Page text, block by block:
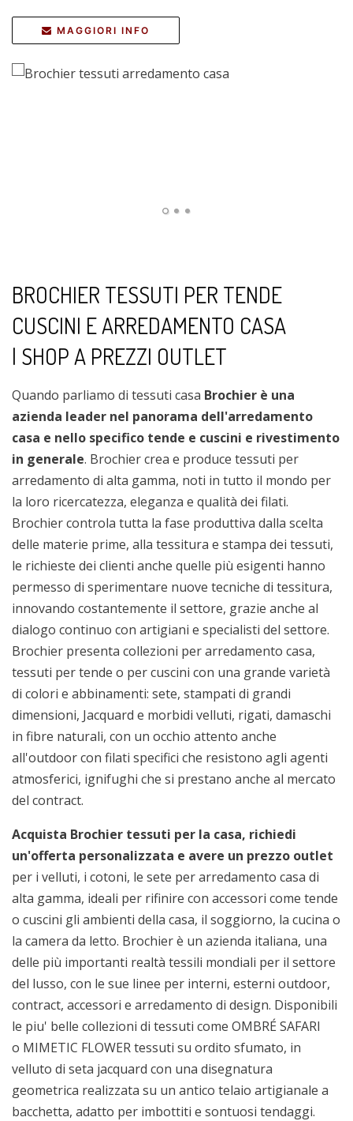
MAGGIORI INFO
BROCHIER TESSUTI PER TENDE
CUSCINI E ARREDAMENTO CASA
| SHOP A PREZZI OUTLET
Quando parliamo di tessuti casa Brochier è una
azienda leader nel panorama dell'arredamento
casa e nello specifico tende e cuscini e rivestimento
in generale. Brochier crea e produce tessuti per
arredamento di alta gamma, noti in tutto il mondo per
la loro ricercatezza, eleganza e qualità dei filati.
Brochier controla tutta la fase produttiva dalla scelta
delle materie prime, alla tessitura e stampa dei tessuti,
le richieste dei clienti anche quelle più esigenti hanno
permesso di sperimentare nuove tecniche di tessitura,
innovando costantemente il settore, grazie anche al
dialogo continuo con artigiani e specialisti del settore.
Brochier presenta collezioni per arredamento casa,
tessuti per tende o per cuscini con una grande varietà
di colori e abbinamenti: sete, stampati di grandi
dimensioni, Jacquard e morbidi velluti, rigati, damaschi
in fibre naturali, con un occhio attento anche
all'outdoor con filati specifici che resistono agli agenti
atmosferici, ignifughi che si prestano anche al mercato
del contract.
Acquista Brochier tessuti per la casa, richiedi
un'offerta personalizzata e avere un prezzo outlet
per i velluti, i cotoni, le sete per arredamento casa di
alta gamma, ideali per rifinire con accessori come tende
o cuscini gli ambienti della casa, il soggiorno, la cucina o
la camera da letto. Brochier è un azienda italiana, una
delle più importanti realtà tessili mondiali per il settore
del lusso, con le sue linee per interni, esterni outdoor,
contract, accessori e arredamento di design. Disponibili
le piu' belle collezioni di tessuti come OMBRÉ SAFARI
o MIMETIC FLOWER tessuti su ordito sfumato, in
velluto di seta jacquard con una disegnatura
geometrica realizzata su un antico telaio artigianale a
bacchetta, adatto per imbottiti e sontuosi tendaggi.